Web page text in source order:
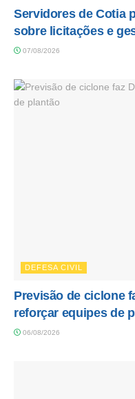
Servidores de Cotia
sobre licitações e
07/08/2026
DEFESA CIVIL
Previsão de ciclone
reforçar equipes de
06/08/2026